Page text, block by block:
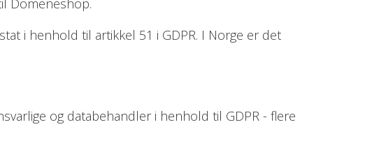
i henhold til artikkel 51 i GDPR. I Norge er det
og databehandler i henhold til GDPR - flere